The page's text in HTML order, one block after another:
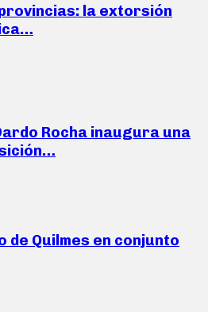
la extorsión
Rocha inaugura una
de Quilmes en conjunto